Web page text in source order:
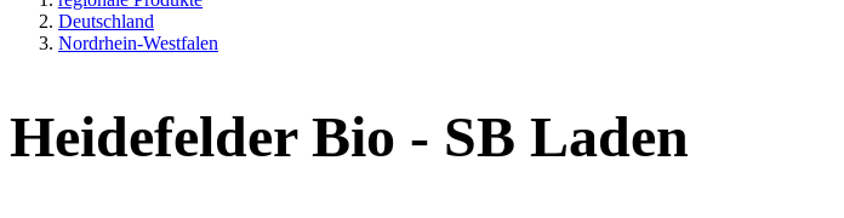
Deutschland
Nordrhein-Westfalen
Heidefelder Bio - SB Laden